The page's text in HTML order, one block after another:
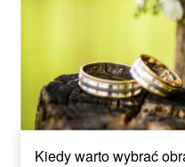
Kiedy warto wybrać